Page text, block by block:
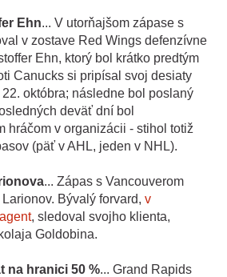
Ehn... V utorňajšom zápase s
v zostave Red Wings defenzívne
Ehn, ktorý bol krátko predtým
Canucks si pripísal svoj desiaty
októbra; následne bol poslaný
deväť dní bol
hráčom v organizácii - stihol totiž
(päť v AHL, jeden v NHL).
... Zápas s Vancouverom
Bývalý forvard, v
, sledoval svojho klienta,
Goldobina.
na hranici 50 %... Grand Rapids